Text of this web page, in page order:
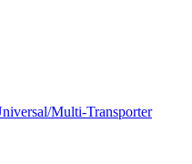
Multi-Transporter